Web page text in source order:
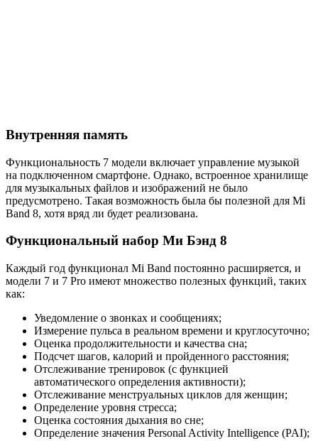
Внутренняя память
Функциональность 7 модели включает управление музыкой
на подключенном смартфоне. Однако, встроенное хранилище
для музыкальных файлов и изображений не было
предусмотрено. Такая возможность была бы полезной для Mi
Band 8, хотя вряд ли будет реализована.
Функциональный набор Ми Бэнд 8
Каждый год функционал Mi Band постоянно расширяется, и
модели 7 и 7 Pro имеют множество полезных функций, таких
как:
Уведомление о звонках и сообщениях;
Измерение пульса в реальном времени и круглосуточно;
Оценка продолжительности и качества сна;
Подсчет шагов, калорий и пройденного расстояния;
Отслеживание тренировок (с функцией
автоматического определения активности);
Отслеживание менструальных циклов для женщин;
Определение уровня стресса;
Оценка состояния дыхания во сне;
Определение значения Personal Activity Intelligence (PAI);